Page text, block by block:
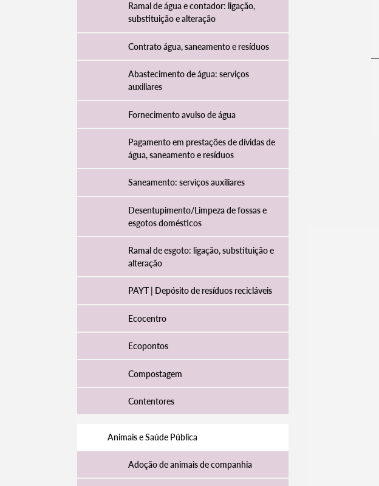
Termo de Pesquisa
Categorias gerais
Filtros
Ramal de água e contador: ligação,
substituição e alteração
Contrato água, saneamento e resíduos
Abastecimento de água: serviços
auxiliares
Fornecimento avulso de água
Pagamento em prestações de dívidas de
água, saneamento e resíduos
Saneamento: serviços auxiliares
Desentupimento/Limpeza de fossas e
esgotos domésticos​
Ramal de esgoto: ligação, substituição e
alteração
PAYT | Depósito de resíduos recicláveis
Ecocentro
Ecopontos
Compostagem
Contentores
Animais e Saúde Pública
Adoção de animais de companhia